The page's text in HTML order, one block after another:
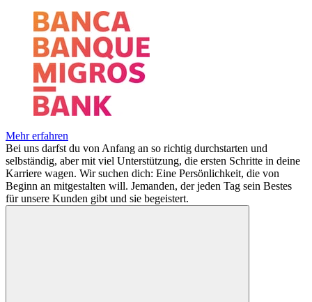
Mehr erfahren
Bei uns darfst du von Anfang an so richtig durchstarten und
selbständig, aber mit viel Unterstützung, die ersten Schritte in deine
Karriere wagen. Wir suchen dich: Eine Persönlichkeit, die von
Beginn an mitgestalten will. Jemanden, der jeden Tag sein Bestes
für unsere Kunden gibt und sie begeistert.